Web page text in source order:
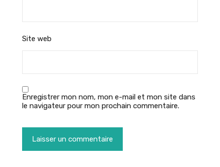
Site web
Enregistrer mon nom, mon e-mail et mon site dans
le navigateur pour mon prochain commentaire.